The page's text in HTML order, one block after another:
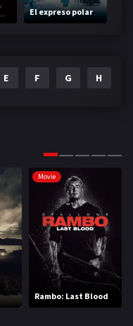
El expreso polar
E F G H
Movie
Rambo: Last Blood